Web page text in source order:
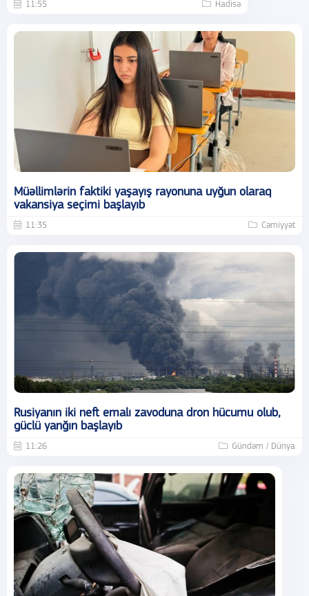
11:55 Hadisə
Müəllimlərin faktiki yaşayış rayonuna uyğun olaraq
vakansiya seçimi başlayıb
11:35 Cəmiyyət
Rusiyanın iki neft emalı zavoduna dron hücumu olub,
güclü yanğın başlayıb
11:26 Gündəm / Dünya